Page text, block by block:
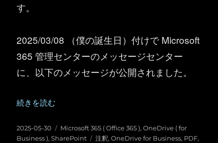
す。
2025/03/08 （僕の誕生日）付けで Microsoft
365 管理センターのメッセージセンター
に、以下のメッセージが公開されました。
“OneDrive for Business ／ SharePoint ： PDFの注釈機能
続きを読む
投
稿
2025-05-30
カ
テ
Microsoft 365 ( Office 365 ),OneDrive ( for
Business ),SharePoint
タ
注釈,OneDrive for Business, PDF,